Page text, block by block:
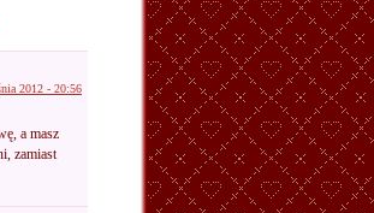
2012 - 20:56
a masz
zamiast